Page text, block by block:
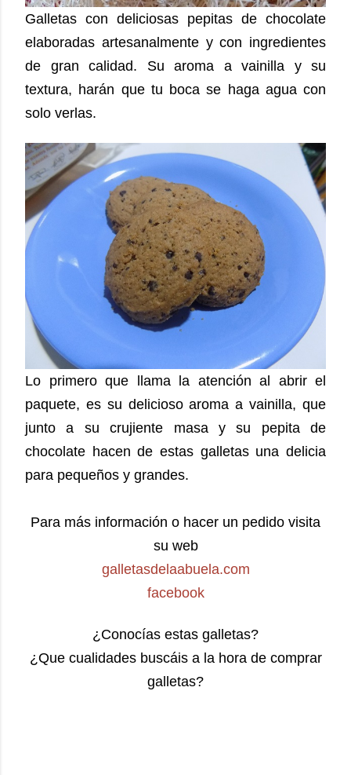
Galletas con deliciosas pepitas de chocolate
elaboradas artesanalmente y con ingredientes
de gran calidad. Su aroma a vainilla y su
textura, harán que tu boca se haga agua con
solo verlas.
Lo primero que llama la atención al abrir el
paquete, es su delicioso aroma a vainilla, que
junto a su crujiente masa y su pepita de
chocolate hacen de estas galletas una delicia
para pequeños y grandes.
Para más información o hacer un pedido visita
su web
galletasdelaabuela.com
facebook
¿Conocías estas galletas?
¿Que cualidades buscáis a la hora de comprar
galletas?